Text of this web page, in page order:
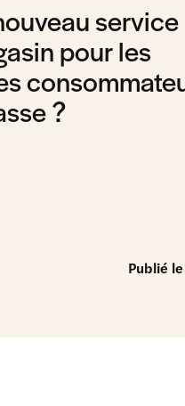
service
pour les
?
Publié